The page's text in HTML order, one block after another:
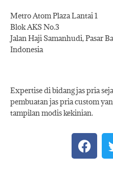
Metro Atom Plaza Lantai 1
Blok AKS No.3
Jalan Haji Samanhudi, Pasar
Indonesia
Expertise di bidang jas pria
pembuatan jas pria custom
tampilan modis kekinian.